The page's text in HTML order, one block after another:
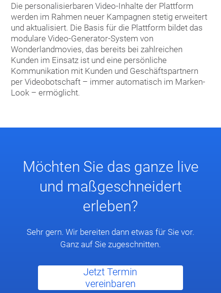
Die personalisierbaren Video-Inhalte der Plattform
werden im Rahmen neuer Kampagnen stetig erweitert
und aktualisiert. Die Basis für die Plattform bildet das
modulare Video-Generator-System von
Wonderlandmovies, das bereits bei zahlreichen
Kunden im Einsatz ist und eine persönliche
Kommunikation mit Kunden und Geschäftspartnern
per Videobotschaft – immer automatisch im Marken-
Look – ermöglicht.
Möchten Sie das ganze live
und maßgeschneidert
erleben?
Sehr gern. Wir bereiten dann etwas für Sie vor.
Ganz auf Sie zugeschnitten.
Jetzt Termin
vereinbaren